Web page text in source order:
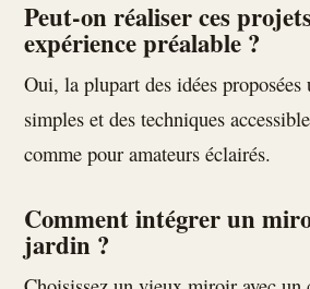
Peut-on réaliser ces
expérience préalable ?
Oui, la plupart des idées
simples et des techniques
comme pour amateurs éclairés.
Comment intégrer un
jardin ?